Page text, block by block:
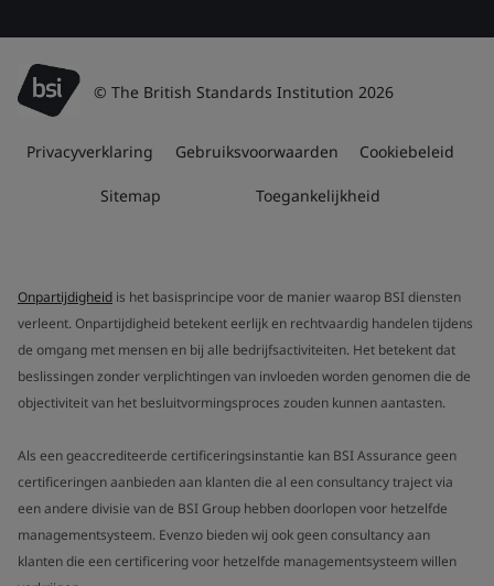
© The British Standards Institution 2026
Privacyverklaring Gebruiksvoorwaarden Cookiebeleid
Sitemap Toegankelijkheid
Onpartijdigheid is het basisprincipe voor de manier waarop BSI diensten
verleent. Onpartijdigheid betekent eerlijk en rechtvaardig handelen tijdens
de omgang met mensen en bij alle bedrijfsactiviteiten. Het betekent dat
beslissingen zonder verplichtingen van invloeden worden genomen die de
objectiviteit van het besluitvormingsproces zouden kunnen aantasten.
Als een geaccrediteerde certificeringsinstantie kan BSI Assurance geen
certificeringen aanbieden aan klanten die al een consultancy traject via
een andere divisie van de BSI Group hebben doorlopen voor hetzelfde
managementsysteem. Evenzo bieden wij ook geen consultancy aan
klanten die een certificering voor hetzelfde managementsysteem willen